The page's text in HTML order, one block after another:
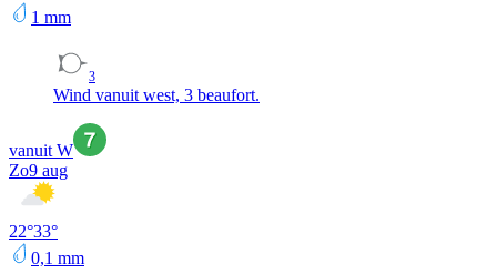
1 mm
3
Wind vanuit west, 3 beaufort.
vanuit W
Zo9 aug
22°33°
0,1 mm